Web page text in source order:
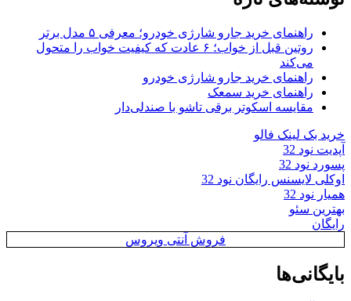
راهنمای خرید جارو شارژی خودرو؛ معرفی ۵ مدل برتر
روتین قبل از خواب؛ ۶ عادت که کیفیت خواب را متحول
می‌کند
راهنمای خرید جارو شارژی خودرو
راهنمای خرید سمعک
مقایسه اسکوتر برقی تاشو با صندلی‌دار
خرید بک لینک فالو
آپدیت نود 32
پسورد نود 32
اوکلی لایسنس رایگان نود 32
همیار نود 32
بهترین سئو
رایگان
فروش آنتی ویروس
بایگانی‌ها